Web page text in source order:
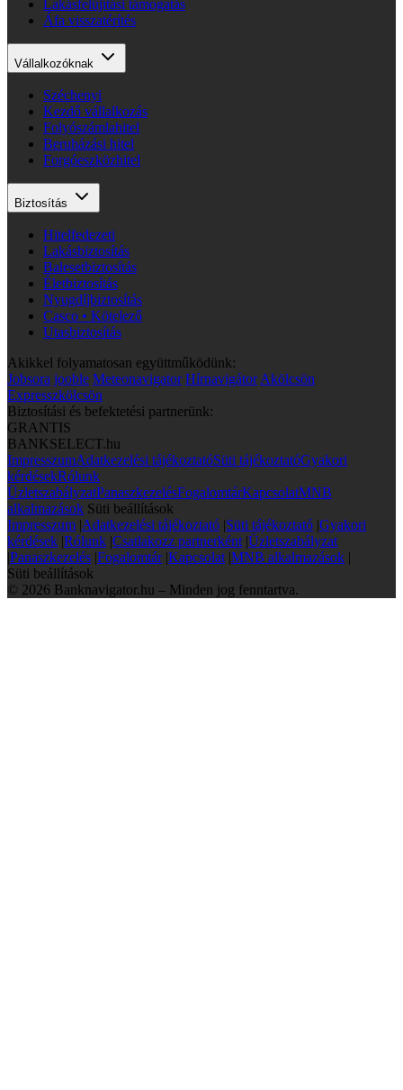
Lakásfelújítási támogatás
Áfa visszatérítés
Vállalkozóknak
Széchenyi
Kezdő vállalkozás
Folyószámlahitel
Beruházási hitel
Forgóeszközhitel
Biztosítás
Hitelfedezeti
Lakásbiztosítás
Balesetbiztosítás
Életbiztosítás
Nyugdíjbiztosítás
Casco • Kötelező
Utasbiztosítás
Akikkel folyamatosan együttműködünk:
Jobsora jooble Meteonavigator Hírnavigátor Akölcsön
Expresszkölcsön
Biztosítási és befektetési partnerünk:
GRANTIS
BANKSELECT.hu
ImpresszumAdatkezelési tájékoztatóSüti tájékoztatóGyakori
kérdésekRólunk
ÜzletszabályzatPanaszkezelésFogalomtárKapcsolatMNB
alkalmazások Süti beállítások
Impresszum |Adatkezelési tájékoztató |Süti tájékoztató |Gyakori
kérdések |Rólunk |Csatlakozz partnerként |Üzletszabályzat
|Panaszkezelés |Fogalomtár |Kapcsolat |MNB alkalmazások |
Süti beállítások
© 2026 Banknavigator.hu – Minden jog fenntartva.